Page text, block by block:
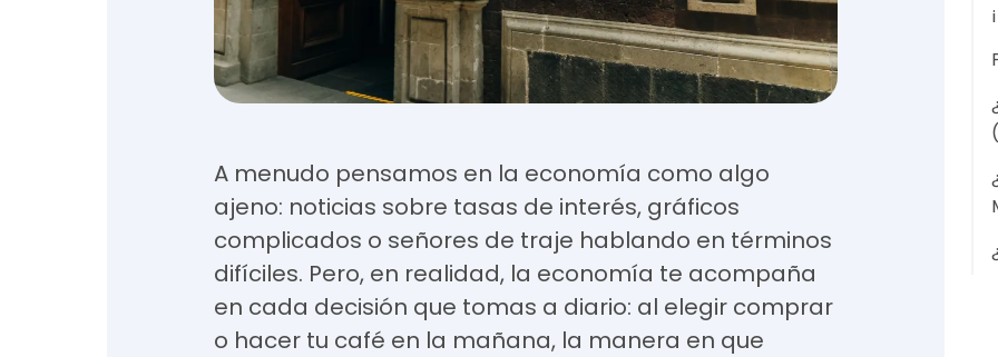
A menudo pensamos en la economía como algo
ajeno: noticias sobre tasas de interés, gráficos
complicados o señores de traje hablando en términos
difíciles. Pero, en realidad, la economía te acompaña
en cada decisión que tomas a diario: al elegir comprar
o hacer tu café en la mañana, la manera en que